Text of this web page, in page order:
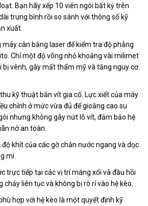
Bạn hãy xếp 10 viên ngói bất kỳ trên
trung bình rồi so sánh với thông số kỹ
xuất.
máy cân bằng laser để kiểm tra độ phẳng
Chỉ một độ võng nhỏ khoảng vài milimet
bị vênh, gây mất thẩm mỹ và tăng nguy cơ
kỹ thuật bắn vít gia cố. Lực xiết của máy
chỉnh ở mức vừa đủ để gioăng cao su
nhưng không gây nứt lỗ vít, đảm bảo hệ
nở an toàn.
độ khít của các gờ chắn nước ngang và dọc
mí.
trực tiếp tại các vị trí máng xối và đầu hồi
chảy liên tục và không bị rò rỉ vào hệ kèo.
hợp với hệ kèo là một quyết định kỹ